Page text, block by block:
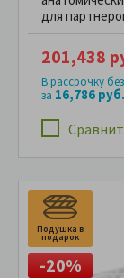
для
201,438
В рассрочку
за 16,786 руб.
Подушка в
подарок
-20%